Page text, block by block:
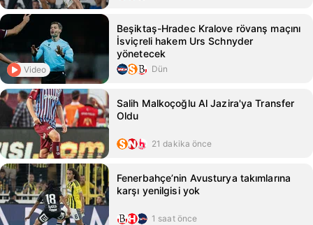
Video
Beşiktaş-Hradec Kralove rövanş maçını
İsviçreli hakem Urs Schnyder
yönetecek
Dün
Salih Malkoçoğlu Al Jazira'ya Transfer
Oldu
21 dakika önce
Fenerbahçe’nin Avusturya takımlarına
karşı yenilgisi yok
1 saat önce